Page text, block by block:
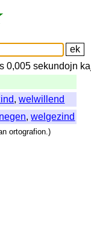
0,005sekundojn
,welwillend
,welgezind
ortografion.)